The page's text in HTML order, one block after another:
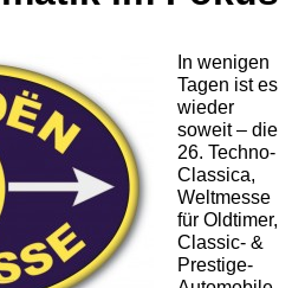
In wenigen
Tagen ist es
wieder
soweit – die
26. Techno-
Classica,
Weltmesse
für Oldtimer,
Classic- &
Prestige-